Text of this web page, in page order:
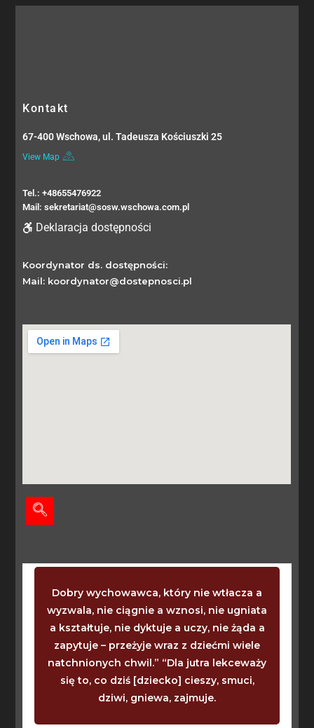
Kontakt
67-400 Wschowa, ul. Tadeusza Kościuszki 25
View Map
Tel.: +48655476922
Mail: sekretariat@sosw.wschowa.com.pl
Deklaracja dostępności
Koordynator ds. dostępności:
Mail: koordynator@dostepnosci.pl
Dobry wychowawca, który nie wtłacza a
wyzwala, nie ciągnie a wznosi, nie ugniata
a kształtuje, nie dyktuje a uczy, nie żąda a
zapytuje – przeżyje wraz z dziećmi wiele
natchnionych chwil.” “Dla jutra lekceważy
się to, co dziś [dziecko] cieszy, smuci,
dziwi, gniewa, zajmuje.